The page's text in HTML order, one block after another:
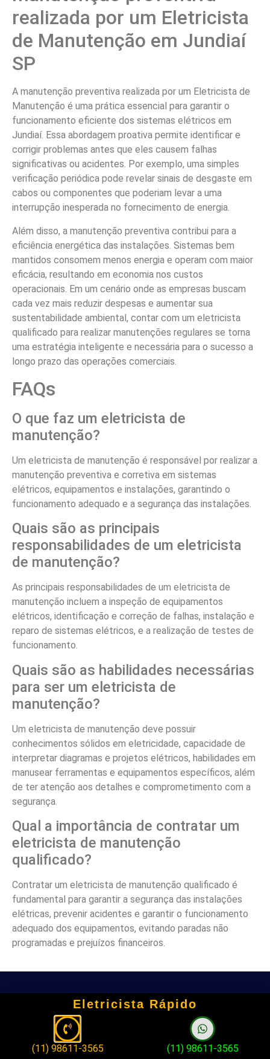
realizada por um Eletricista
de Manutenção em Jundiaí
SP
A manutenção preventiva realizada por um Eletricista de
Manutenção é uma prática essencial para garantir o
funcionamento eficiente dos sistemas elétricos em
Jundiaí. Essa abordagem proativa permite identificar e
corrigir problemas antes que eles causem falhas
significativas ou acidentes. Por exemplo, uma simples
verificação periódica pode revelar sinais de desgaste em
cabos ou componentes que poderiam levar a uma
interrupção inesperada no fornecimento de energia.
Além disso, a manutenção preventiva contribui para a
eficiência energética das instalações. Sistemas bem
mantidos consomem menos energia e operam com maior
eficácia, resultando em economia nos custos
operacionais. Em um cenário onde as empresas buscam
cada vez mais reduzir despesas e aumentar sua
sustentabilidade ambiental, contar com um eletricista
qualificado para realizar manutenções regulares se torna
uma estratégia inteligente e necessária para o sucesso a
longo prazo das operações comerciais.
FAQs
O que faz um eletricista de
manutenção?
Um eletricista de manutenção é responsável por realizar a
manutenção preventiva e corretiva em sistemas
elétricos, equipamentos e instalações, garantindo o
funcionamento adequado e a segurança das instalações.
Quais são as principais
responsabilidades de um eletricista
de manutenção?
As principais responsabilidades de um eletricista de
manutenção incluem a inspeção de equipamentos
elétricos, identificação e correção de falhas, instalação e
reparo de sistemas elétricos, e a realização de testes de
funcionamento.
Quais são as habilidades necessárias
para ser um eletricista de
manutenção?
Um eletricista de manutenção deve possuir
conhecimentos sólidos em eletricidade, capacidade de
interpretar diagramas e projetos elétricos, habilidades em
manusear ferramentas e equipamentos específicos, além
de ter atenção aos detalhes e comprometimento com a
segurança.
Qual a importância de contratar um
eletricista de manutenção
qualificado?
Contratar um eletricista de manutenção qualificado é
fundamental para garantir a segurança das instalações
elétricas, prevenir acidentes e garantir o funcionamento
adequado dos equipamentos, evitando paradas não
programadas e prejuízos financeiros.
Posts Recentes
Eletricista para Troca de Disjuntor em São Bernardo
do Campo
Eletricista Rápido
(11) 98611-3565 (11) 98611-3565